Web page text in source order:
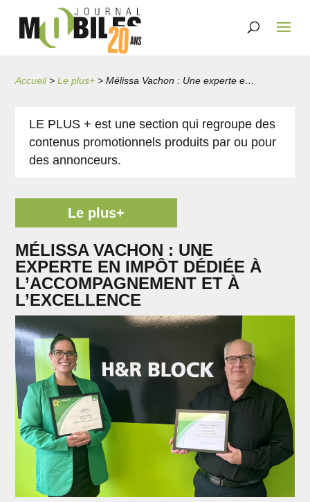
Accueil>Le plus+ > Mélissa Vachon : Une experte en impôt dédiée à l’accompagnement et à l’excellence
LE PLUS + est une section qui regroupe des
contenus promotionnels produits par ou pour
des annonceurs.
Le plus+
MÉLISSA VACHON : UNE
EXPERTE EN IMPÔT DÉDIÉE À
L’ACCOMPAGNEMENT ET À
L’EXCELLENCE